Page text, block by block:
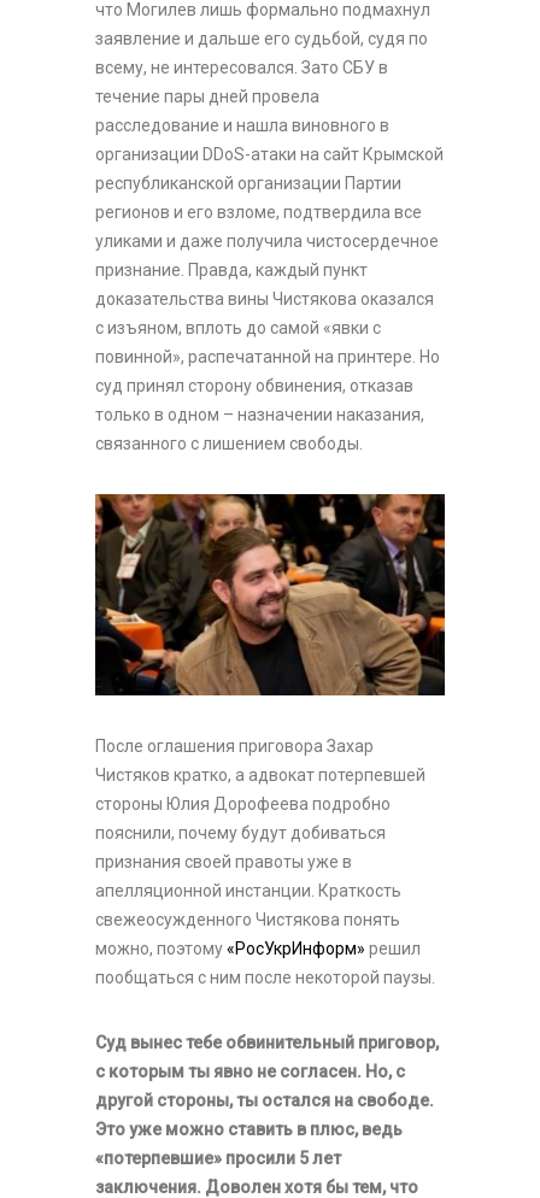
что Могилев лишь формально подмахнул
заявление и дальше его судьбой, судя по
всему, не интересовался. Зато СБУ в
течение пары дней провела
расследование и нашла виновного в
организации DDoS-атаки на сайт Крымской
республиканской организации Партии
регионов и его взломе, подтвердила все
уликами и даже получила чистосердечное
признание. Правда, каждый пункт
доказательства вины Чистякова оказался
с изъяном, вплоть до самой «явки с
повинной», распечатанной на принтере. Но
суд принял сторону обвинения, отказав
только в одном – назначении наказания,
связанного с лишением свободы.
После оглашения приговора Захар
Чистяков кратко, а адвокат потерпевшей
стороны Юлия Дорофеева подробно
пояснили, почему будут добиваться
признания своей правоты уже в
апелляционной инстанции. Краткость
свежеосужденного Чистякова понять
можно, поэтому«РосУкрИнформ» решил
пообщаться с ним после некоторой паузы.
Суд вынес тебе обвинительный приговор,
с которым ты явно не согласен. Но, с
другой стороны, ты остался на свободе.
Это уже можно ставить в плюс, ведь
«потерпевшие» просили 5 лет
заключения. Доволен хотя бы тем, что